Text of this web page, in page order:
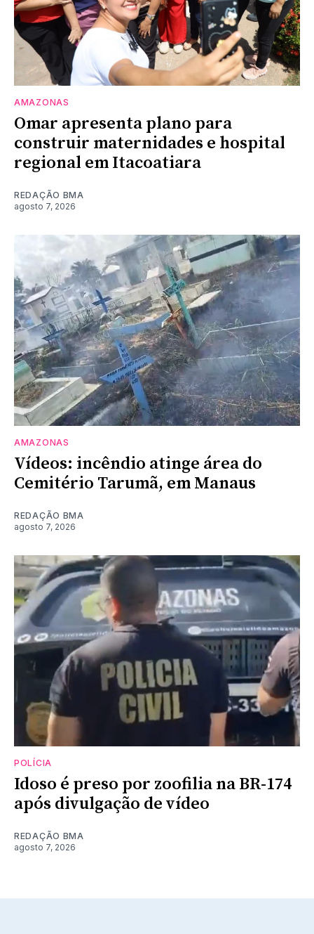
AMAZONAS
Omar apresenta plano para
construir maternidades e hospital
regional em Itacoatiara
REDAÇÃO BMA
agosto 7, 2026
AMAZONAS
Vídeos: incêndio atinge área do
Cemitério Tarumã, em Manaus
REDAÇÃO BMA
agosto 7, 2026
POLÍCIA
Idoso é preso por zoofilia na BR-174
após divulgação de vídeo
REDAÇÃO BMA
agosto 7, 2026